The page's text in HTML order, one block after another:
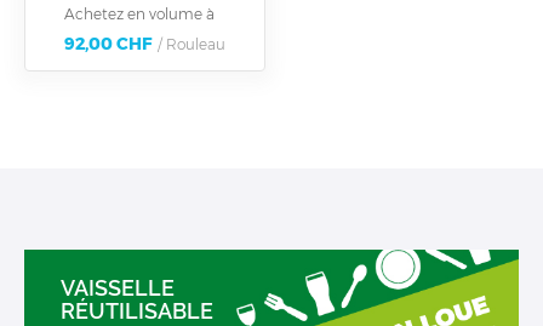
Achetez en volume à
92,00 CHF / Rouleau
VAISSELLE
RÉUTILISABLE